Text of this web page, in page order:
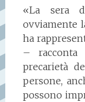
«La sera
ovviamente
ha
– racconta
precarietà
persone,
possono